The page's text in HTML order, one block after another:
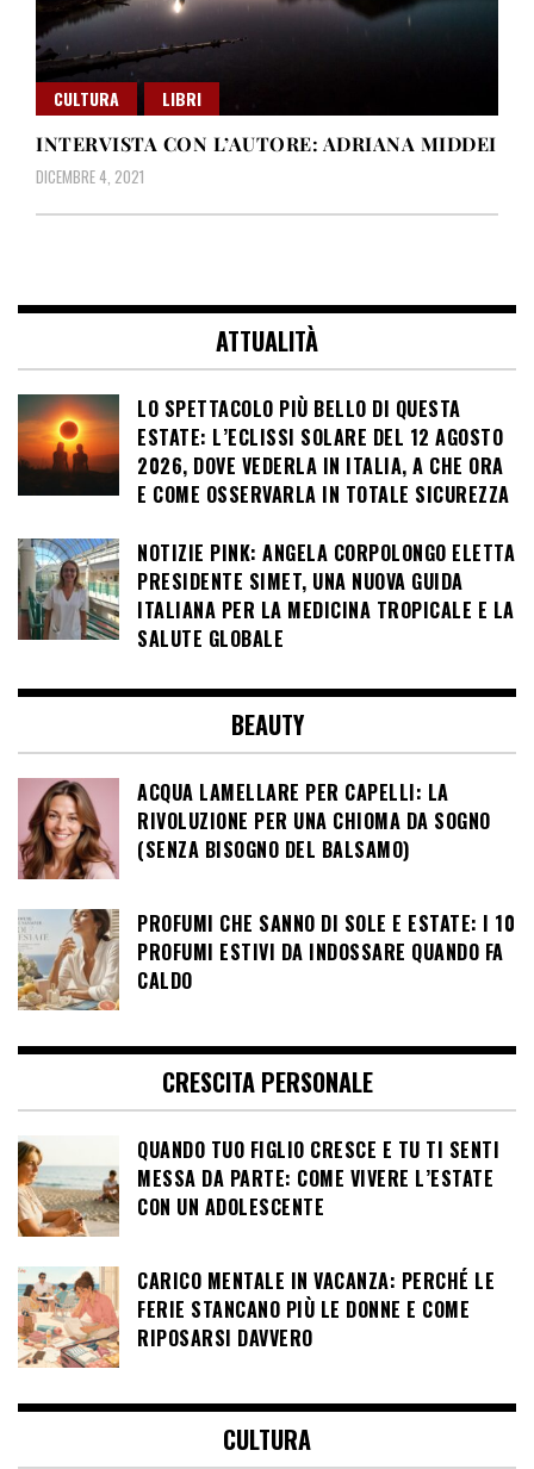
CULTURA
LIBRI
INTERVISTA CON L’AUTORE: ADRIANA MIDDEI
DICEMBRE 4, 2021
ATTUALITÀ
LO SPETTACOLO PIÙ BELLO DI QUESTA
ESTATE: L’ECLISSI SOLARE DEL 12 AGOSTO
2026, DOVE VEDERLA IN ITALIA, A CHE ORA
E COME OSSERVARLA IN TOTALE SICUREZZA
NOTIZIE PINK: ANGELA CORPOLONGO ELETTA
PRESIDENTE SIMET, UNA NUOVA GUIDA
ITALIANA PER LA MEDICINA TROPICALE E LA
SALUTE GLOBALE
BEAUTY
ACQUA LAMELLARE PER CAPELLI: LA
RIVOLUZIONE PER UNA CHIOMA DA SOGNO
(SENZA BISOGNO DEL BALSAMO)
PROFUMI CHE SANNO DI SOLE E ESTATE: I 10
PROFUMI ESTIVI DA INDOSSARE QUANDO FA
CALDO
CRESCITA PERSONALE
QUANDO TUO FIGLIO CRESCE E TU TI SENTI
MESSA DA PARTE: COME VIVERE L’ESTATE
CON UN ADOLESCENTE
CARICO MENTALE IN VACANZA: PERCHÉ LE
FERIE STANCANO PIÙ LE DONNE E COME
RIPOSARSI DAVVERO
CULTURA